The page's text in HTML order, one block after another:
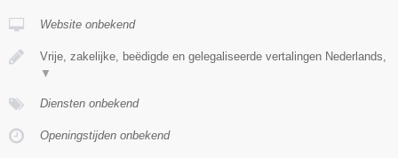
Website onbekend
Vrije, zakelijke, beëdigde en gelegaliseerde vertalingen Nederlands,
▼
Diensten onbekend
Openingstijden onbekend